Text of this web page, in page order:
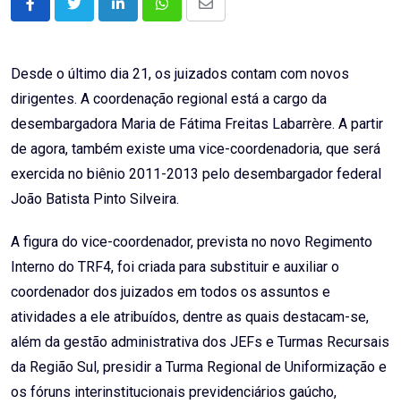
LinkedInWhatsappShare
Email
Desde o último dia 21, os juizados contam com novos
dirigentes. A coordenação regional está a cargo da
desembargadora Maria de Fátima Freitas Labarrère. A partir
de agora, também existe uma vice-coordenadoria, que será
exercida no biênio 2011-2013 pelo desembargador federal
João Batista Pinto Silveira.
A figura do vice-coordenador, prevista no novo Regimento
Interno do TRF4, foi criada para substituir e auxiliar o
coordenador dos juizados em todos os assuntos e
atividades a ele atribuídos, dentre as quais destacam-se,
além da gestão administrativa dos JEFs e Turmas Recursais
da Região Sul, presidir a Turma Regional de Uniformização e
os fóruns interinstitucionais previdenciários gaúcho,